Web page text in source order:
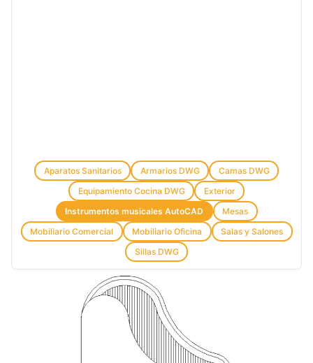
Aparatos Sanitarios Armarios DWG
Camas DWG
Equipamiento Cocina DWG
Exterior
Instrumentos musicales AutoCAD
Mesas
Mobiliario Comercial
Mobiliario Oficina
Salas y Salones
Sillas DWG